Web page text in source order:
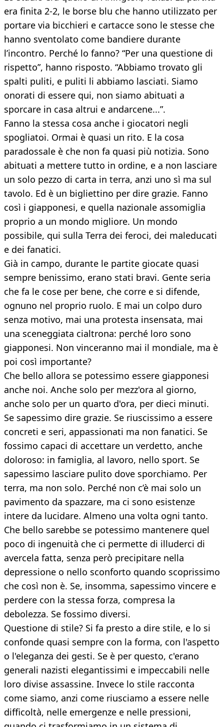
era finita 2-2, le borse blu che hanno utilizzato per
portare via bicchieri e cartacce sono le stesse che
hanno sventolato come bandiere durante
l’incontro. Perché lo fanno? “Per una questione di
rispetto”, hanno risposto. “Abbiamo trovato gli
spalti puliti, e puliti li abbiamo lasciati. Siamo
onorati di essere qui, non siamo abituati a
sporcare in casa altrui e andarcene...”.
Fanno la stessa cosa anche i giocatori negli
spogliatoi. Ormai è quasi un rito. E la cosa
paradossale è che non fa quasi più notizia. Sono
abituati a mettere tutto in ordine, e a non lasciare
un solo pezzo di carta in terra, anzi uno sì ma sul
tavolo. Ed è un bigliettino per dire grazie. Fanno
così i giapponesi, e quella nazionale assomiglia
proprio a un mondo migliore. Un mondo
possibile, qui sulla Terra dei feroci, dei maleducati
e dei fanatici.
Già in campo, durante le partite giocate quasi
sempre benissimo, erano stati bravi. Gente seria
che fa le cose per bene, che corre e si difende,
ognuno nel proprio ruolo. E mai un colpo duro
senza motivo, mai una protesta insensata, mai
una sceneggiata cialtrona: perché loro sono
giapponesi. Non vinceranno mai il mondiale, ma è
poi così importante?
Che bello allora se potessimo essere giapponesi
anche noi. Anche solo per mezz'ora al giorno,
anche solo per un quarto d'ora, per dieci minuti.
Se sapessimo dire grazie. Se riuscissimo a essere
concreti e seri, appassionati ma non fanatici. Se
fossimo capaci di accettare un verdetto, anche
doloroso: in famiglia, al lavoro, nello sport. Se
sapessimo lasciare pulito dove sporchiamo. Per
terra, ma non solo. Perché non c’è mai solo un
pavimento da spazzare, ma ci sono esistenze
intere da lucidare. Almeno una volta ogni tanto.
Che bello sarebbe se potessimo mantenere quel
poco di ingenuità che ci permette di illuderci di
avercela fatta, senza però precipitare nella
depressione o nello sconforto quando scoprissimo
che così non è. Se, insomma, sapessimo vincere e
perdere con la stessa forza, compresa la
debolezza. Se fossimo diversi.
Questione di stile? Si fa presto a dire stile, e lo si
confonde quasi sempre con la forma, con l'aspetto
o l'eleganza dei gesti. Se è per questo, c'erano
generali nazisti elegantissimi e impeccabili nelle
loro divise assassine. Invece lo stile racconta
come siamo, anzi come riusciamo a essere nelle
difficoltà, nelle emergenze e nelle pressioni,